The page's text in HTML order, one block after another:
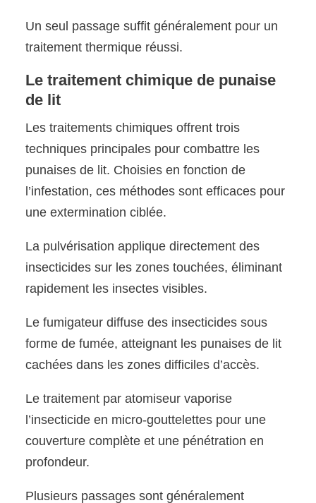
Un seul passage suffit généralement pour un
traitement thermique réussi.
Le traitement chimique de punaise
de lit
Les traitements chimiques offrent trois
techniques principales pour combattre les
punaises de lit. Choisies en fonction de
l’infestation, ces méthodes sont efficaces pour
une extermination ciblée.
La pulvérisation applique directement des
insecticides sur les zones touchées, éliminant
rapidement les insectes visibles.
Le fumigateur diffuse des insecticides sous
forme de fumée, atteignant les punaises de lit
cachées dans les zones difficiles d’accès.
Le traitement par atomiseur vaporise
l’insecticide en micro-gouttelettes pour une
couverture complète et une pénétration en
profondeur.
Plusieurs passages sont généralement